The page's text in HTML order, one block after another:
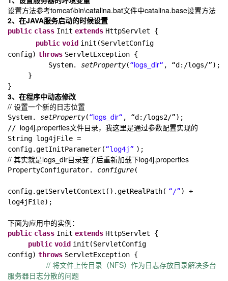
设置方法参考tomcat\bin\catalina.bat文件中catalina.base设置方法
2、在JAVA服务启动的时候设置
public class Init extends HttpServlet {
public void init(ServletConfig
config) throws ServletException {
System. setProperty(“logs_dir“ , “d:/logs/”);
}
}
3、在程序中动态修改
// 设置一个新的日志位置
System. setProperty(“logs_dir“ , “d:/logs2/”);
// log4j.properties文件目录，我这里是通过参数配置实现的
String log4jFile =
config.getInitParameter(“log4j” );
// 其实就是logs_dir目录变了后重新加载下log4j.properties
PropertyConfigurator. configure(
config.getServletContext().getRealPath( “/”) +
log4jFile);
下面为应用中的实例：
public class Init extends HttpServlet {
public void init(ServletConfig
config) throws ServletException {
// 将文件上传目录（NFS）作为日志存放目录解决多台
服务器日志分散的问题